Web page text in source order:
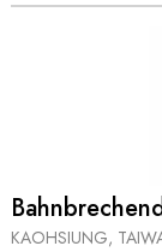
KAOHSIUNG,